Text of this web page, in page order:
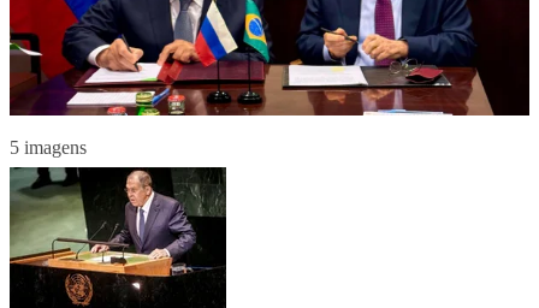
5 imagens